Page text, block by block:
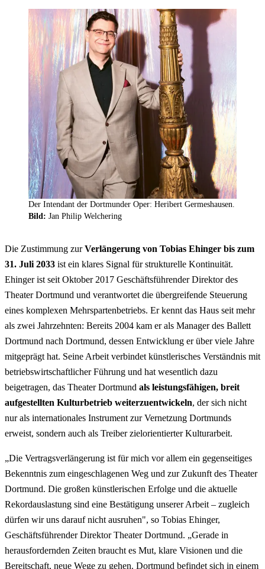
Der Intendant der Dortmunder Oper: Heribert Germeshausen.
Bild: Jan Philip Welchering
Die Zustimmung zurVerlängerung von Tobias Ehinger bis zum
31. Juli 2033 ist ein klares Signal für strukturelle Kontinuität.
Ehinger ist seit Oktober 2017 Geschäftsführender Direktor des
Theater Dortmund und verantwortet die übergreifende Steuerung
eines komplexen Mehrspartenbetriebs. Er kennt das Haus seit mehr
als zwei Jahrzehnten: Bereits 2004 kam er als Managerdes Ballett
Dortmund nach Dortmund, dessen Entwicklung er über viele Jahre
mitgeprägt hat. Seine Arbeit verbindet künstlerisches Verständnis mit
betriebswirtschaftlicher Führung und hat wesentlich dazu
beigetragen, das Theater Dortmund als leistungsfähigen, breit
aufgestellten Kulturbetrieb weiterzuentwickeln, der sich nicht
nur als internationales Instrument zur Vernetzung Dortmunds
erweist, sondern auch als Treiber zielorientierter Kulturarbeit.
„Die Vertragsverlängerung ist für mich vor allem ein gegenseitiges
Bekenntnis zum eingeschlagenen Weg und zur Zukunft des Theater
Dortmund. Die großen künstlerischen Erfolge und die aktuelle
Rekordauslastung sind eine Bestätigung unserer Arbeit – zugleich
dürfen wir uns darauf nicht ausruhen", so Tobias Ehinger,
Geschäftsführender Direktor Theater Dortmund. „Gerade in
herausfordernden Zeiten braucht es Mut, klare Visionen und die
Bereitschaft, neue Wege zu gehen. Dortmund befindet sich in einem